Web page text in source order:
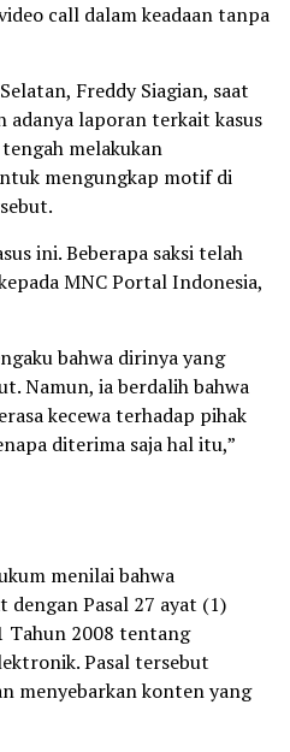
call dalam keadaan tanpa
Freddy Siagian, saat
adanya laporan terkait kasus
melakukan
mengungkap motif di
ini. Beberapa saksi telah
MNC Portal Indonesia,
bahwa dirinya yang
Namun, ia berdalih bahwa
kecewa terhadap pihak
diterima saja hal itu,”
menilai bahwa
Pasal 27 ayat (1)
Tahun 2008 tentang
Pasal tersebut
menyebarkan konten yang